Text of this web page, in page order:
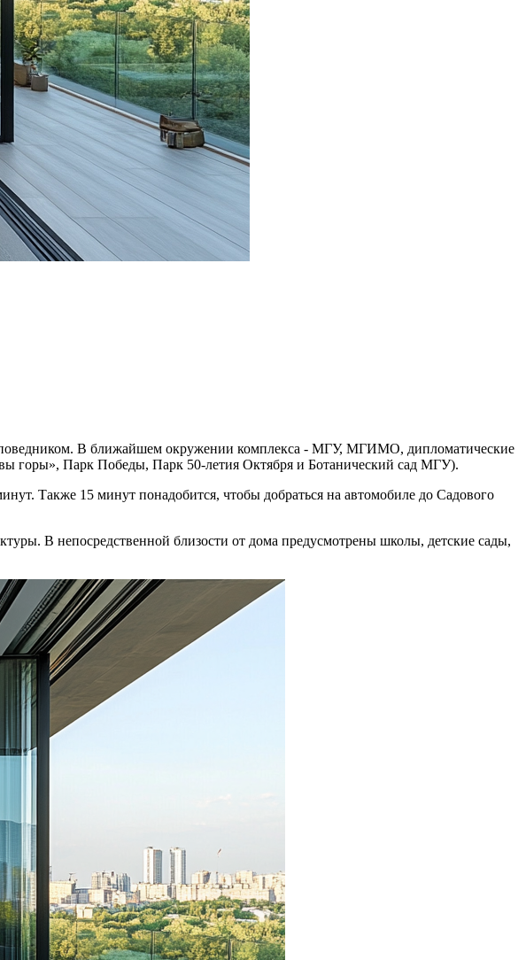
В ближайшем окружении комплекса - МГУ, МГИМО, дипломатические
горы», Парк Победы, Парк 50-летия Октября и Ботанический сад МГУ).
Также 15 минут понадобится, чтобы добраться на автомобиле до Садового
В непосредственной близости от дома предусмотрены школы, детские сады,